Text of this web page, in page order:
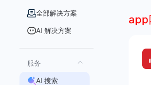
全部解决方案
AI 解决方案
服务
AI 搜索
app